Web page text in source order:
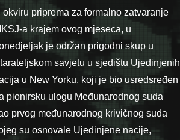
okviru priprema za formalno zatvaranje
a krajem ovog mjeseca, u
je održan prigodni skup u
savjetu u sjedištu Ujedinjenih
u New Yorku, koji je bio usredsređen
pionirsku ulogu Međunarodnog suda
prvog međunarodnog krivičnog suda
su osnovale Ujedinjene nacije,